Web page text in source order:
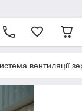
вентиляції